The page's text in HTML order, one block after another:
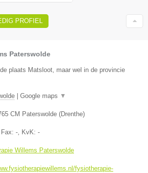
PROFIEL
Paterswolde
plaats Matsloot, maar wel in de provincie
Google maps ▼
CM Paterswolde (Drenthe)
-, KvK: -
Willems Paterswolde
fysiotherapie-